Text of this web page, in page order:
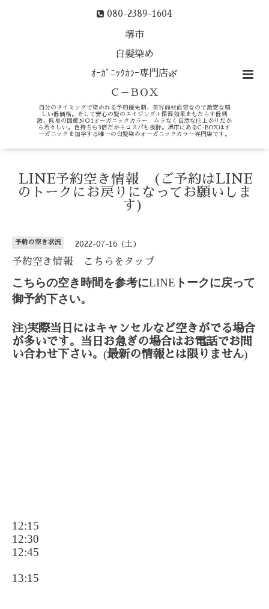
080-2389-1604
堺市
白髪染め
ｵｰｶﾞﾆｯｸｶﾗｰ専門店🌿
Ｃ－ＢＯＸ
自分のタイミングで染めれる予約優先制、美容商材直営なので激安な嬉
しい低価格。そして安心の髪のエイジング＋保湿効果をもたらす低刺
激、低臭の国産ＮＯ1オーガニックカラー ムラなく自然な仕上がりだか
ら若々しい。色持ちも3倍だからコスパも抜群。堺市にあるC-BOXはオ
ーガニックを加学する唯一の白髪染めオーガニックカラー専門店です。
LINE予約空き情報 (ご予約はLINE
のトークにお戻りになってお願いしま
す)
予約の空き状況 2022-07-16 (土)
予約空き情報 こちらをタップ
こちらの空き時間を参考にLINE トークに戻って
御予約下さい。
注)実際当日にはキャンセルなど空きがでる場合
が多いです。当日お急ぎの場合はお電話でお問
い合わせ下さい。 (最新の情報とは限りません)
12:15
12:30
12:45
13:15